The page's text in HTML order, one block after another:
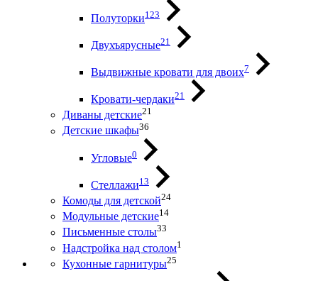
Полуторки123
Двухъярусные21
Выдвижные кровати для двоих7
Кровати-чердаки21
Диваны детские21
Детские шкафы36
Угловые0
Стеллажи13
Комоды для детской24
Модульные детские14
Письменные столы33
Надстройка над столом1
Кухонные гарнитуры25